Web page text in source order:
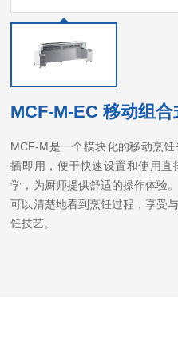
MCF-M-EC 移动组
MCF-M是一个模块化的移动烹
插即用，便于快速设置和使用
学，为厨师提供舒适的操作体验
可以清楚地看到烹饪过程，享受
饪技艺。